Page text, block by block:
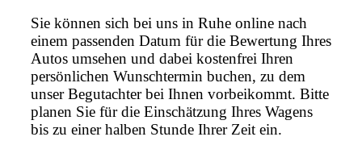
Sie können sich bei uns in Ruhe online nach
einem passenden Datum für die Bewertung Ihres
Autos umsehen und dabei kostenfrei Ihren
persönlichen Wunschtermin buchen, zu dem
unser Begutachter bei Ihnen vorbeikommt. Bitte
planen Sie für die Einschätzung Ihres Wagens
bis zu einer halben Stunde Ihrer Zeit ein.